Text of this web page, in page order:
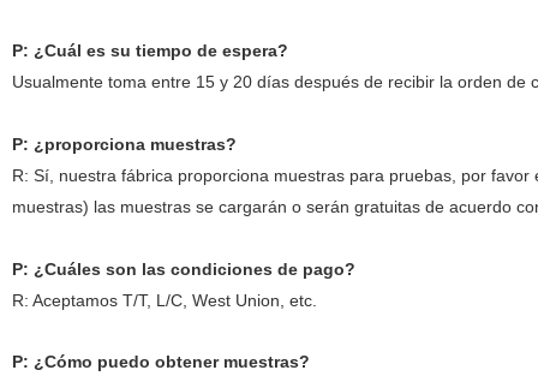
P: ¿Cuál es su tiempo de espera?
Usualmente toma entre 15 y 20 días después de recibir la orden de
P: ¿proporciona muestras?
R: Sí, nuestra fábrica proporciona muestras para pruebas, por
muestras) las muestras se cargarán o serán gratuitas de acuerdo
P: ¿Cuáles son las condiciones de pago?
R: Aceptamos T/T, L/C, West Union, etc.
P: ¿Cómo puedo obtener muestras?